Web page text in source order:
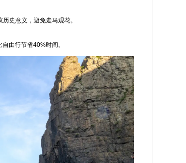
史意义，避免走马观花。
由行节省40%时间。